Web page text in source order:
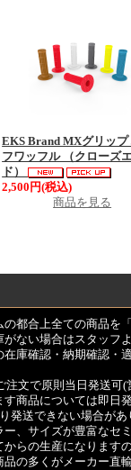
EKS Brand MXグリップ
フワッフル （クローズ
ド）
2,500円(税込)
商品を見る
の都合上全ての商品を
がない場合はスタッフ
庫確認・納期確認・
注文で原則当日発送可(
商品については即日
発送できない場合が
、サイズが豊富なセ
からの生産になります
品の多くがメーカー直